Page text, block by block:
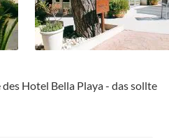
Hotel Bella Playa - das sollte